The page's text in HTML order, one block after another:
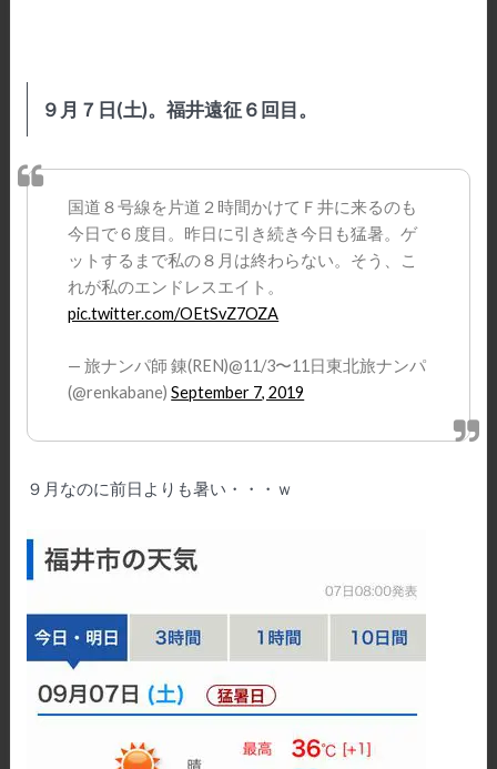
９月７日(土)。福井遠征６回目。
国道８号線を片道２時間かけてＦ井に来るのも
今日で６度目。昨日に引き続き今日も猛暑。ゲ
ットするまで私の８月は終わらない。そう、こ
れが私のエンドレスエイト。
pic.twitter.com/OEtSvZ7OZA
— 旅ナンパ師 錬(REN)@11/3〜11日東北旅ナンパ
(@renkabane)September 7, 2019
９月なのに前日よりも暑い・・・ｗ